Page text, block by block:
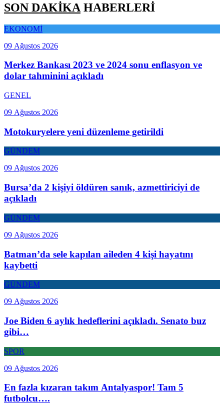
SON DAKİKA HABERLERİ
EKONOMİ
09 Ağustos 2026
Merkez Bankası 2023 ve 2024 sonu enflasyon ve
dolar tahminini açıkladı
GENEL
09 Ağustos 2026
Motokuryelere yeni düzenleme getirildi
GÜNDEM
09 Ağustos 2026
Bursa’da 2 kişiyi öldüren sanık, azmettiriciyi de
açıkladı
GÜNDEM
09 Ağustos 2026
Batman’da sele kapılan aileden 4 kişi hayatını
kaybetti
GÜNDEM
09 Ağustos 2026
Joe Biden 6 aylık hedeflerini açıkladı. Senato buz
gibi…
SPOR
09 Ağustos 2026
En fazla kızaran takım Antalyaspor! Tam 5
futbolcu….